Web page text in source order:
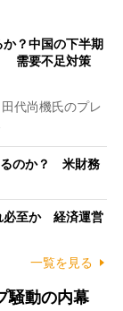
？中国の下半期
需要不足対策
代尚機氏のプレ
るのか？ 米財務
必至か 経済運営
一覧を見る
騒動の内幕